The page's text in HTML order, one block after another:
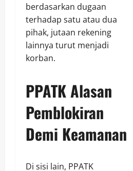
berdasarkan dugaan
terhadap satu atau dua
pihak, jutaan rekening
lainnya turut menjadi
korban.
PPATK Alasan
Pemblokiran
Demi Keamanan
Di sisi lain, PPATK